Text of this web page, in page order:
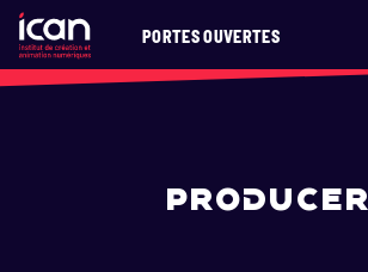
PORTES OUVERTES
PRODUCER